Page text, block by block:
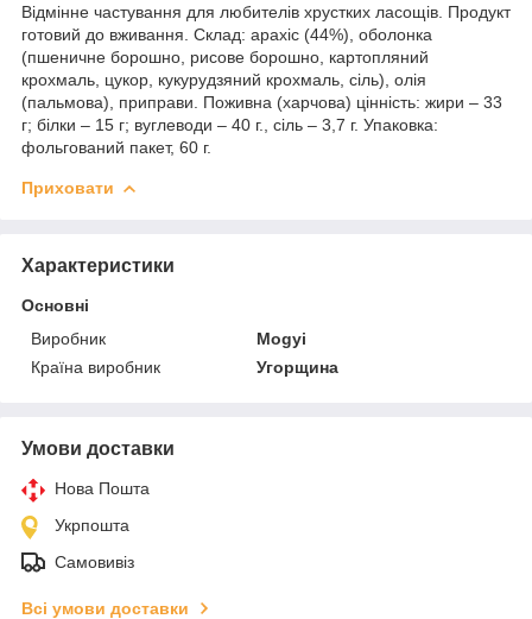
Відмінне частування для любителів хрустких ласощів. Продукт
готовий до вживання. Склад: арахіс (44%), оболонка
(пшеничне борошно, рисове борошно, картопляний
крохмаль, цукор, кукурудзяний крохмаль, сіль), олія
(пальмова), приправи. Поживна (харчова) цінність: жири – 33
г; білки – 15 г; вуглеводи – 40 г., сіль – 3,7 г. Упаковка:
фольгований пакет, 60 г.
Приховати
Характеристики
Основні
Виробник
Mogyi
Країна виробник
Угорщина
Умови доставки
Нова Пошта
Укрпошта
Самовивіз
Всі умови доставки